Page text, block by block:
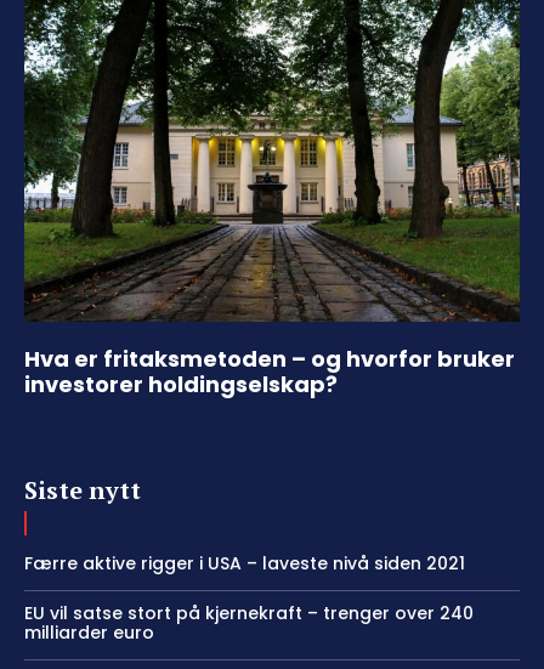
Hva er fritaksmetoden – og hvorfor bruker
investorer holdingselskap?
Siste nytt
Færre aktive rigger i USA – laveste nivå siden 2021
EU vil satse stort på kjernekraft – trenger over 240
milliarder euro